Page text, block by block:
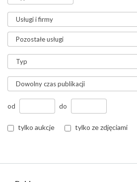
od do
tylko aukcje tylko ze zdjęciami